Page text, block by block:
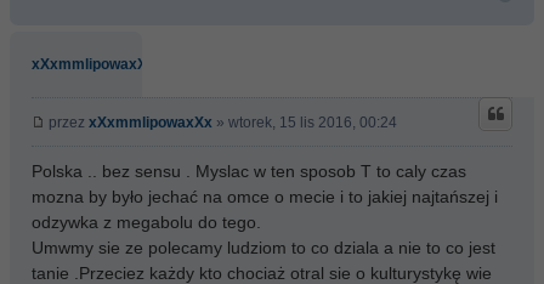
xXxmmlipowaxXx
przez xXxmmlipowaxXx » wtorek, 15 lis 2016, 00:24
Polska .. bez sensu . Myslac w ten sposob T to caly czas
mozna by było jechać na omce o mecie i to jakiej najtańszej i
odzywka z megabolu do tego.
Umwmy sie ze polecamy ludziom to co dziala a nie to co jest
tanie .Przeciez każdy kto chociaż otral sie o kulturystykę wie